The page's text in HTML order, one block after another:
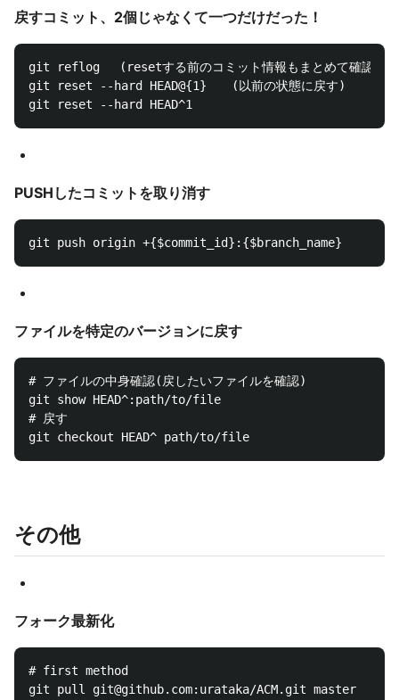
戻すコミット、2個じゃなくて一つだけだった！
git reflog 　(resetする前のコミット情報もまとめて確認)
git reset --hard HEAD@{1}　　(以前の状態に戻す)
PUSHしたコミットを取り消す
ファイルを特定のバージョンに戻す
# ファイルの中身確認(戻したいファイルを確認)
git show HEAD^:path/to/file
# 戻す
その他
フォーク最新化
# first method
git pull git@github.com:urataka/ACM.git master